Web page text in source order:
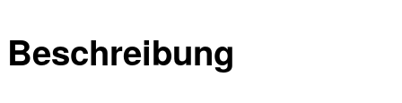
Beschreibung